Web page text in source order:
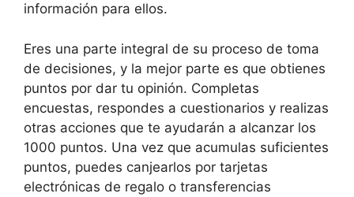
información para ellos.
Eres una parte integral de su proceso de toma
de decisiones, y la mejor parte es que obtienes
puntos por dar tu opinión. Completas
encuestas, respondes a cuestionarios y realizas
otras acciones que te ayudarán a alcanzar los
1000 puntos. Una vez que acumulas suficientes
puntos, puedes canjearlos por tarjetas
electrónicas de regalo o transferencias